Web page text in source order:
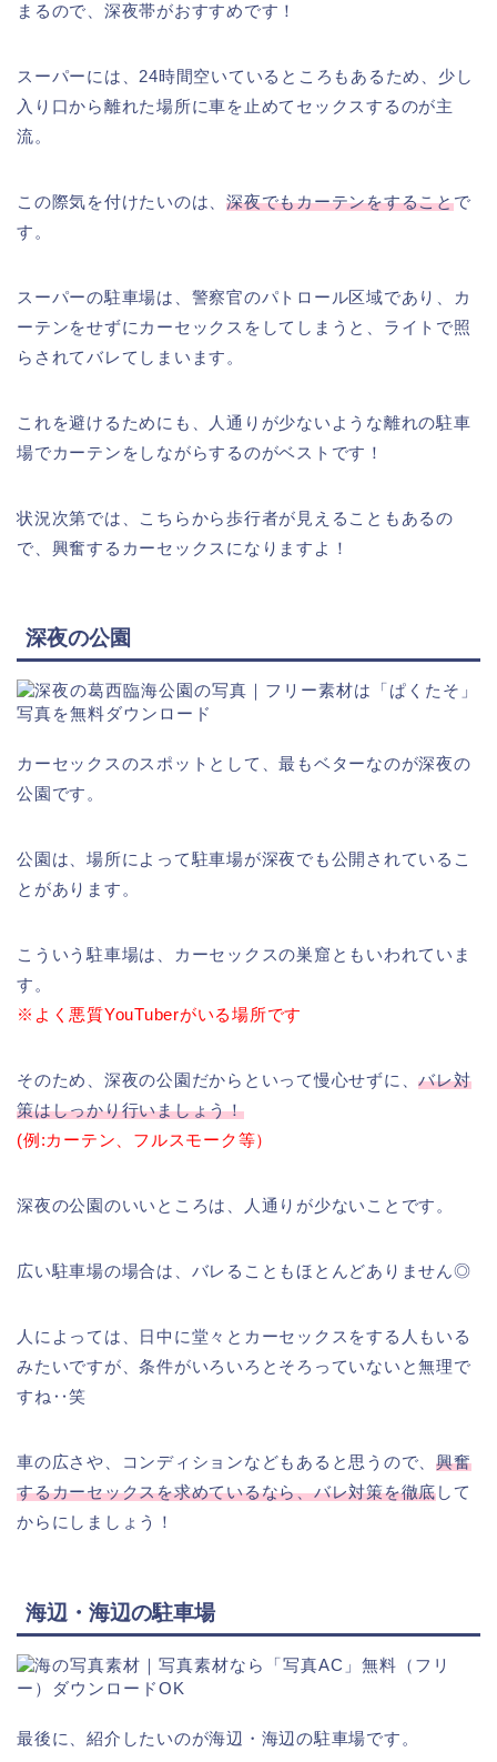
まるので、深夜帯がおすすめです！
スーパーには、24時間空いているところもあるため、少し
入り口から離れた場所に車を止めてセックスするのが主
流。
この際気を付けたいのは、深夜でもカーテンをすることで
す。
スーパーの駐車場は、警察官のパトロール区域であり、カ
ーテンをせずにカーセックスをしてしまうと、ライトで照
らされてバレてしまいます。
これを避けるためにも、人通りが少ないような離れの駐車
場でカーテンをしながらするのがベストです！
状況次第では、こちらから歩行者が見えることもあるの
で、興奮するカーセックスになりますよ！
深夜の公園
カーセックスのスポットとして、最もベターなのが深夜の
公園です。
公園は、場所によって駐車場が深夜でも公開されているこ
とがあります。
こういう駐車場は、カーセックスの巣窟ともいわれていま
す。
※よく悪質YouTuberがいる場所です
そのため、深夜の公園だからといって慢心せずに、バレ対
策はしっかり行いましょう！
(例:カーテン、フルスモーク等）
深夜の公園のいいところは、人通りが少ないことです。
広い駐車場の場合は、バレることもほとんどありません◎
人によっては、日中に堂々とカーセックスをする人もいる
みたいですが、条件がいろいろとそろっていないと無理で
すね‥笑
車の広さや、コンディションなどもあると思うので、興奮
するカーセックスを求めているなら、バレ対策を徹底して
からにしましょう！
海辺・海辺の駐車場
最後に、紹介したいのが海辺・海辺の駐車場です。